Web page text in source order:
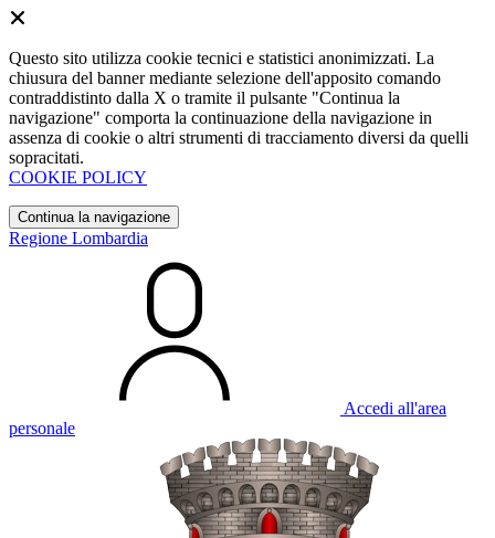
Questo sito utilizza cookie tecnici e statistici anonimizzati. La
chiusura del banner mediante selezione dell'apposito comando
contraddistinto dalla X o tramite il pulsante "Continua la
navigazione" comporta la continuazione della navigazione in
assenza di cookie o altri strumenti di tracciamento diversi da quelli
sopracitati.
COOKIE POLICY
Continua la navigazione
Regione Lombardia
Accedi all'area
personale